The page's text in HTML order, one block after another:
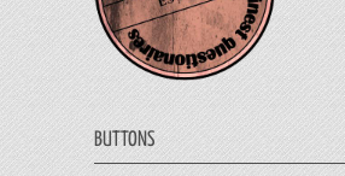
BUTTONS